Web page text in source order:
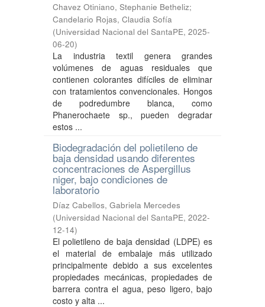
Chavez Otiniano, Stephanie Betheliz;
Candelario Rojas, Claudia Sofía
(Universidad Nacional del SantaPE, 2025-
06-20)
La industria textil genera grandes
volúmenes de aguas residuales que
contienen colorantes difíciles de eliminar
con tratamientos convencionales. Hongos
de podredumbre blanca, como
Phanerochaete sp., pueden degradar
estos ...
Biodegradación del polietileno de
baja densidad usando diferentes
concentraciones de Aspergillus
niger, bajo condiciones de
laboratorio
Díaz Cabellos, Gabriela Mercedes
(Universidad Nacional del SantaPE, 2022-
12-14)
El polietileno de baja densidad (LDPE) es
el material de embalaje más utilizado
principalmente debido a sus excelentes
propiedades mecánicas, propiedades de
barrera contra el agua, peso ligero, bajo
costo y alta ...